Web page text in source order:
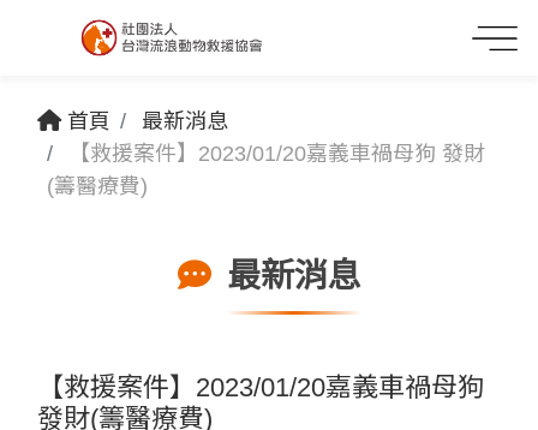
首頁
最新消息
【救援案件】2023/01/20嘉義車禍母狗 發財
(籌醫療費)
最新消息
【救援案件】2023/01/20嘉義車禍母狗
發財(籌醫療費)